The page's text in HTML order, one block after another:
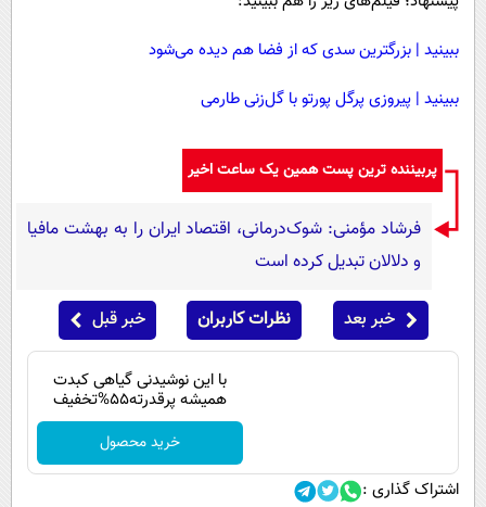
ببینید | بزرگترین سدی که از فضا هم دیده می‌شود
ببینید | پیروزی پرگل پورتو با گل‌زنی طارمی
پربیننده ترین پست همین یک ساعت اخیر
فرشاد مؤمنی: شوک‌درمانی، اقتصاد ایران را به بهشت مافیا
و دلالان تبدیل کرده است
خبر بعد نظرات کاربران خبر قبل
با این نوشیدنی گیاهی کبدت
همیشه پرقدرته55%تخفیف
خرید محصول
اشتراک گذاری :